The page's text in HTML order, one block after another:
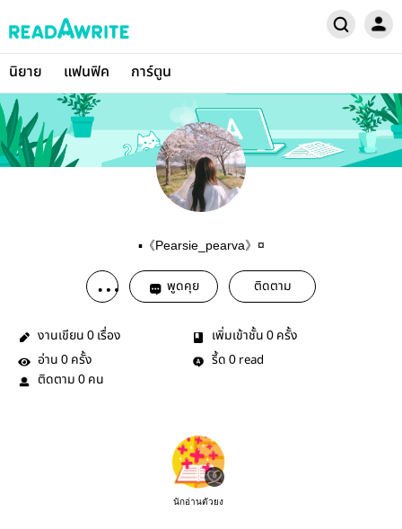
นิยาย แฟนฟิค การ์ตูน
▪《Pearsie_pearva》¤
พูดคุย ติดตาม
งานเขียน 0 เรื่อง เพิ่มเข้าชั้น 0 ครั้ง
อ่าน 0 ครั้ง รี้ด 0 read
ติดตาม 0 คน
นักอ่านตัวยง